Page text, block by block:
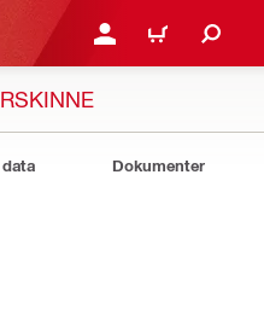
LOG IND ELLER
INDKØBSKURV
data Dokumenter